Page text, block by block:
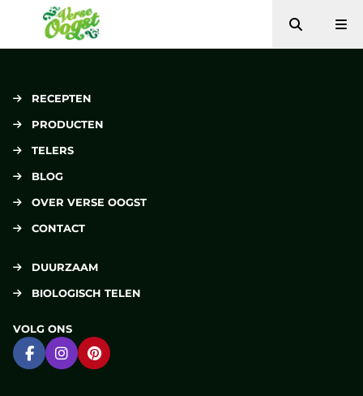
Verse Oogst
Zoeken
RECEPTEN
PRODUCTEN
TELERS
BLOG
OVER VERSE OOGST
CONTACT
DUURZAAM
BIOLOGISCH TELEN
VOLG ONS
Ga naar Facebook
Ga naar Instagram
Ga naar Pinterest